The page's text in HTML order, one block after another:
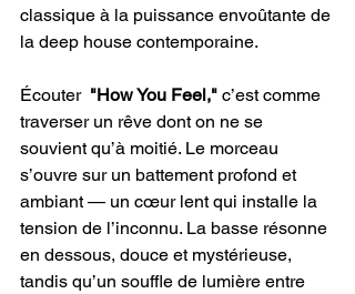
classique à la puissance envoûtante de
la deep house contemporaine.
Écouter "How You Feel," c’est comme
traverser un rêve dont on ne se
souvient qu’à moitié. Le morceau
s’ouvre sur un battement profond et
ambiant — un cœur lent qui installe la
tension de l’inconnu. La basse résonne
en dessous, douce et mystérieuse,
tandis qu’un souffle de lumière entre